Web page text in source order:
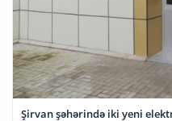
Şirvan şəhərində iki yeni